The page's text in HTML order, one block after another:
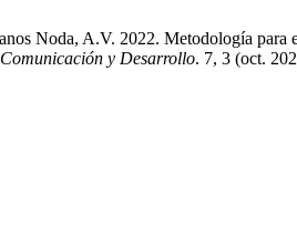
Noda, A.V. 2022. Metodología para
y Desarrollo. 7, 3 (oct.